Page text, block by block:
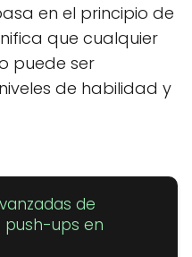
en el principio de
que cualquier
puede ser
de habilidad y
de
push-ups en